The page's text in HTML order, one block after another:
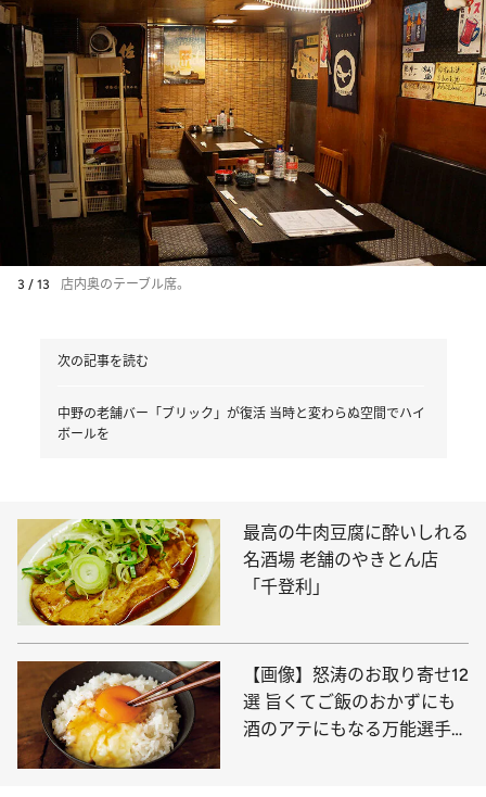
3 / 13 店内奥のテーブル席。
次の記事を読む
中野の老舗バー「ブリック」が復活 当時と変わらぬ空間でハイ
ボールを
最高の牛肉豆腐に酔いしれる
名酒場 老舗のやきとん店
「千登利」
【画像】怒涛のお取り寄せ12
選 旨くてご飯のおかずにも
酒のアテにもなる万能選手た